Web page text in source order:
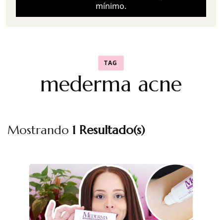
mínimo.
TAG
mederma acne
Mostrando 1 Resultado(s)